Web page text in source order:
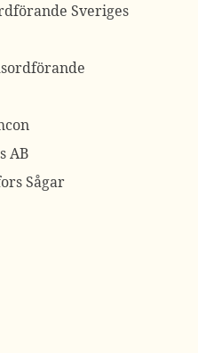
Sveriges
AB
Sågar